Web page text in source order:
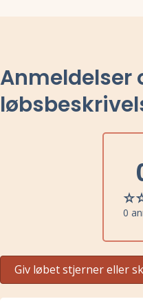
Anmeldelser
0
Giv løbet stjerner eller